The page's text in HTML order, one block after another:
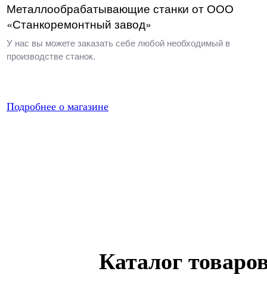
Металлообрабатывающие станки от ООО
«Станкоремонтный завод»
У нас вы можете заказать себе любой необходимый в
производстве станок.
Подробнее о магазине
Каталог